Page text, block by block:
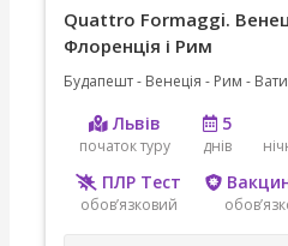
Quattro Formaggi.
Флоренція і Рим
Будапешт - Венеція - Рим -
Львів
початок туру
5
днів
ПЛР Тест
обов’язковий